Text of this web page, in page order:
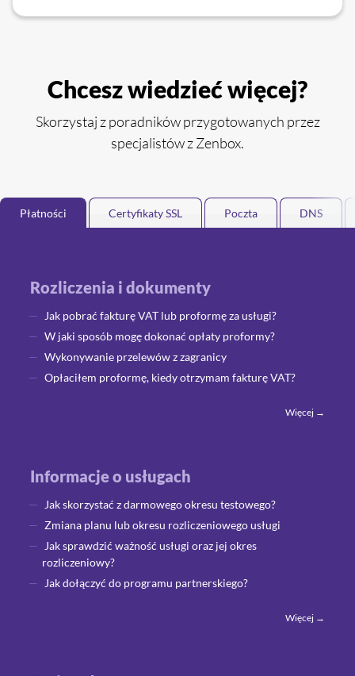
Chcesz wiedzieć więcej?
Skorzystaj z poradników przygotowanych przez
specjalistów z Zenbox.
Płatności Certyfikaty SSL Poczta DNS
Rozliczenia i dokumenty
Jak pobrać fakturę VAT lub proformę za usługi?
W jaki sposób mogę dokonać opłaty proformy?
Wykonywanie przelewów z zagranicy
Opłaciłem proformę, kiedy otrzymam fakturę VAT?
Więcej →
Informacje o usługach
Jak skorzystać z darmowego okresu testowego?
Zmiana planu lub okresu rozliczeniowego usługi
Jak sprawdzić ważność usługi oraz jej okres
rozliczeniowy?
Jak dołączyć do programu partnerskiego?
Więcej →